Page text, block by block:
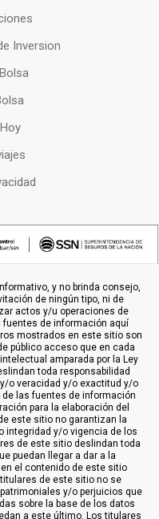
Inversion
y no brinda consejo,
de ningún tipo, ni de
actos y/u operaciones de
de información aquí
mostrados en este sitio son
público acceso que en cada
amparada por la Ley
toda responsabilidad
o veracidad y/o exactitud y/o
las fuentes de información
para la elaboración del
este sitio no garantizan la
integridad y/o vigencia de los
de este sitio deslindan toda
puedan llegar a dar a la
el contenido de este sitio
de este sitio no se
y/o perjuicios que
sobre la base de los datos
a este último. Los titulares